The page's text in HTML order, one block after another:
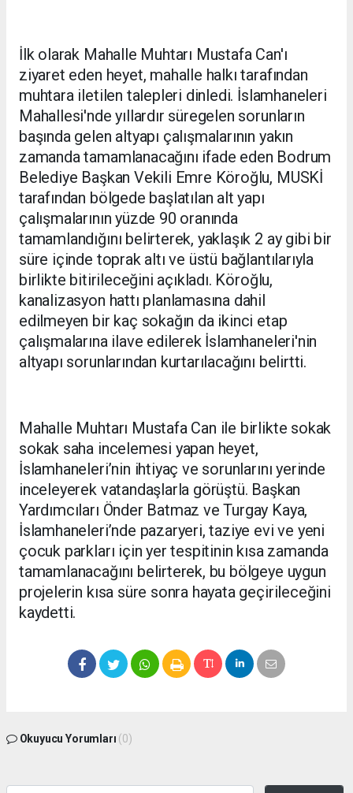
İlk olarak Mahalle Muhtarı Mustafa Can'ı
ziyaret eden heyet, mahalle halkı tarafından
muhtara iletilen talepleri dinledi. İslamhaneleri
Mahallesi'nde yıllardır süregelen sorunların
başında gelen altyapı çalışmalarının yakın
zamanda tamamlanacağını ifade eden Bodrum
Belediye Başkan Vekili Emre Köroğlu, MUSKİ
tarafından bölgede başlatılan alt yapı
çalışmalarının yüzde 90 oranında
tamamlandığını belirterek, yaklaşık 2 ay gibi bir
süre içinde toprak altı ve üstü bağlantılarıyla
birlikte bitirileceğini açıkladı. Köroğlu,
kanalizasyon hattı planlamasına dahil
edilmeyen bir kaç sokağın da ikinci etap
çalışmalarına ilave edilerek İslamhaneleri'nin
altyapı sorunlarından kurtarılacağını belirtti.
Mahalle Muhtarı Mustafa Can ile birlikte sokak
sokak saha incelemesi yapan heyet,
İslamhaneleri’nin ihtiyaç ve sorunlarını yerinde
inceleyerek vatandaşlarla görüştü. Başkan
Yardımcıları Önder Batmaz ve Turgay Kaya,
İslamhaneleri’nde pazaryeri, taziye evi ve yeni
çocuk parkları için yer tespitinin kısa zamanda
tamamlanacağını belirterek, bu bölgeye uygun
projelerin kısa süre sonra hayata geçirileceğini
kaydetti.
Okuyucu Yorumları (0)